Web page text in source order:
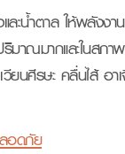
ละน้ำตาล ให้พลังงา
มาณมากและในสภ
ยนศีรษะ คลื่นไส้ อ
อดภัย